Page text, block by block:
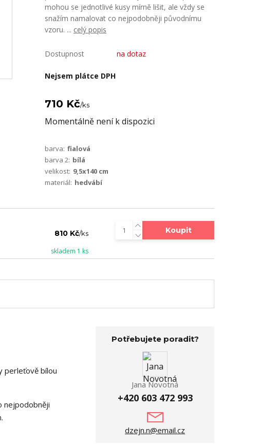
mohou se jednotlivé kusy mírně lišit, ale vždy se
snažím namalovat co nejpodobněji původnímu
vzoru. ... celý popis
Dostupnost na dotaz
Nejsem plátce DPH
710 Kč/ks
Momentálně není k dispozici
barva: fialová
barva 2: bílá
velikost: 9,5x140 cm
materiál: hedvábí
810 Kč/ks
skladem 1 ks
Koupit
perleťově bílou
nejpodobněji
Potřebujete poradit?
Jana Novotná
+420 603 472 993
dzejn.n@email.cz